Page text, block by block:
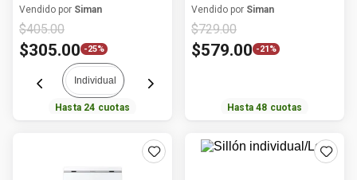
intermedio
Vendido por Siman
$405.00
$305.00 -25%
Individual
Hasta 24 cuotas
Inverter VT38WPP LG
Vendido por Siman
$729.00
$579.00 -21%
Hasta48 cuotas